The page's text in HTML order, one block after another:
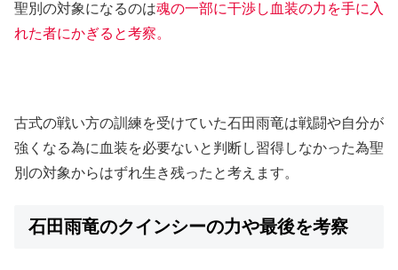
聖別の対象になるのは魂の一部に干渉し血装の力を手に入
れた者にかぎると考察。
古式の戦い方の訓練を受けていた石田雨竜は戦闘や自分が
強くなる為に血装を必要ないと判断し習得しなかった為聖
別の対象からはずれ生き残ったと考えます。
石田雨竜のクインシーの力や最後を考察